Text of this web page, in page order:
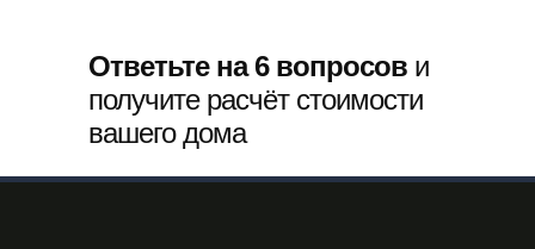
Ответьте на 6 вопросов и
получите расчёт стоимости
вашего дома